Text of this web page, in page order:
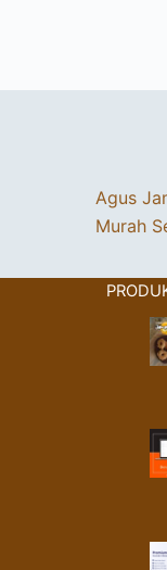
Agus
Murah